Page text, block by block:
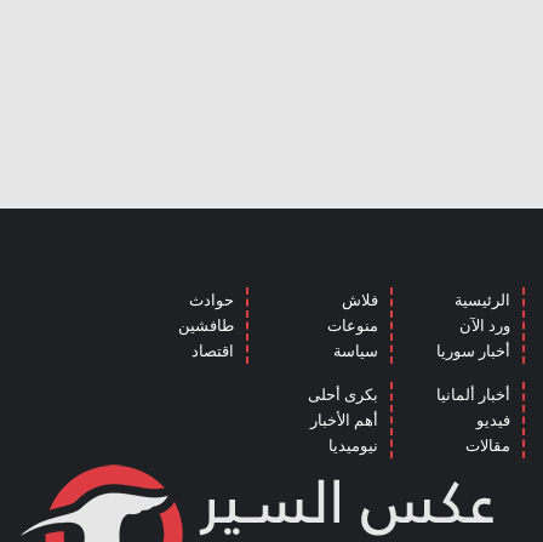
الرئيسية
ورد الآن
أخبار سوريا
فلاش
منوعات
سياسة
حوادث
طافشين
اقتصاد
أخبار ألمانيا
فيديو
مقالات
بكرى أحلى
أهم الأخبار
نيوميديا